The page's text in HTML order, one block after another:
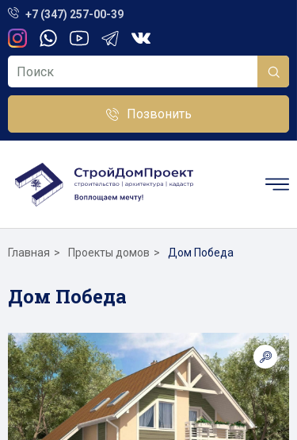
+7 (347) 257-00-39
Позвонить
Главная Проекты домов Дом Победа
Дом Победа